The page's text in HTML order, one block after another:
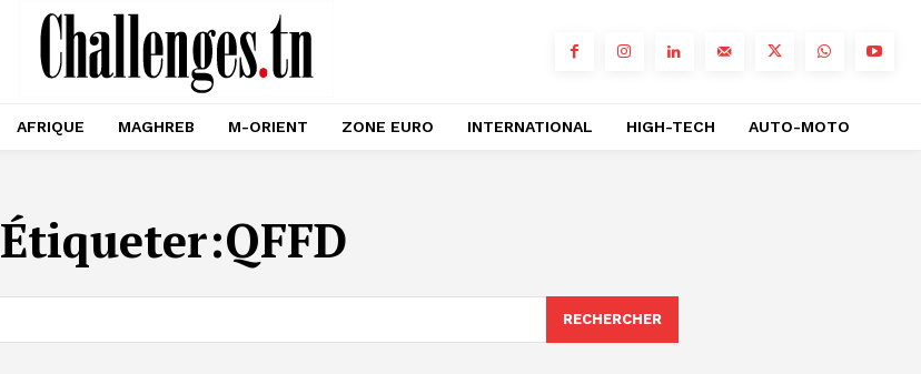
AFRIQUE MAGHREB M-ORIENT ZONE EURO INTERNATIONAL HIGH-TECH AUTO-MOTO
Étiqueter:QFFD
RECHERCHER